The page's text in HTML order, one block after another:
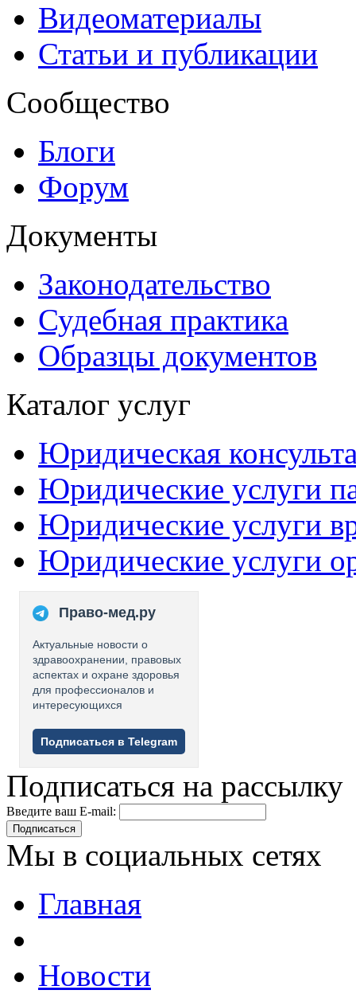
Видеоматериалы
Статьи и публикации
Сообщество
Блоги
Форум
Документы
Законодательство
Судебная практика
Образцы документов
Каталог услуг
Юридическая
Юридические услуги
Юридические услуги
Юридические услуги
Право-мед.ру
Актуальные новости о
здравоохранении, правовых
аспектах и охране здоровья
для профессионалов и
интересующихся
Подписаться в Telegram
Подписаться на рассылку
Введите ваш E-mail:
Подписаться
Мы в социальных сетях
Главная
Новости